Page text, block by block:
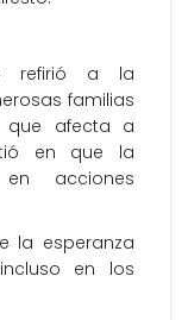
refirió a la
familias
afecta a
en que la
acciones
la esperanza
en los